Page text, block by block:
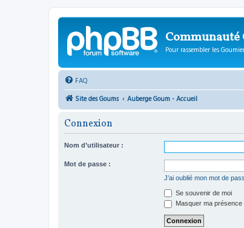
Communauté
Pour rassembler les
FAQ
Site des Goums
Auberge Goum - Accueil
Connexion
Nom d’utilisateur :
Mot de passe :
J’ai oublié mon mot de
Se souvenir de moi
Masquer ma